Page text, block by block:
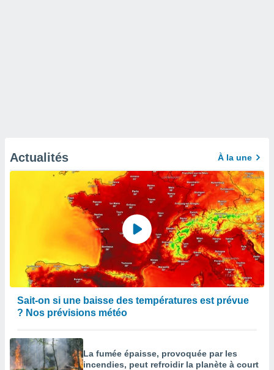
Actualités À la une
Sait-on si une baisse des températures est prévue
? Nos prévisions météo
La fumée épaisse, provoquée par les
incendies, peut refroidir la planète à court